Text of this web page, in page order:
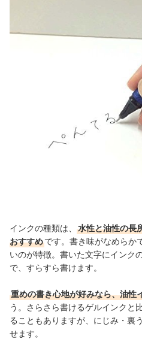
インクの種類は、
水性と油性の長
おすすめです。書き味がなめらか
いのが特徴。書いた文字にインク
で、すらすら書けます。
重めの書き心地が好みなら、油性
う。さらさら書けるゲルインクと
ることもありますが、にじみ・裏
せます。